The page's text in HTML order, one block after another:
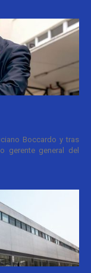
Boccardo y tras
gerente general del